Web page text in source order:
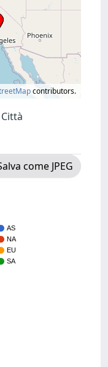
contributors.
Città
come JPEG
AS
NA
EU
SA